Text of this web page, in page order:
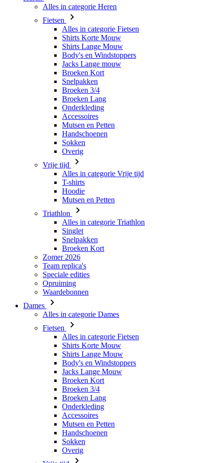
Shirts Lange Mouw
Body's en Windstoppers
Jacks Lange mouw
Broeken Kort
Snelpakken
Broeken 3/4
Broeken Lang
Onderkleding
Accessoires
Mutsen en Petten
Handschoenen
Sokken
Overig
Vrije tijd
Alles in categorie Vrije tijd
T-shirts
Hoodie
Mutsen en Petten
Triathlon
Alles in categorie Triathlon
Singlet
Snelpakken
Broeken Kort
Zomer 2026
Team replica's
Speciale edities
Opruiming
Waardebonnen
Dames
Alles in categorie Dames
Fietsen
Alles in categorie Fietsen
Shirts Lange Mouw
Body's en Windstoppers
Jacks Lange Mouw
Broeken Kort
Broeken 3/4
Broeken Lang
Onderkleding
Accessoires
Mutsen en Petten
Handschoenen
Sokken
Overig
Vrije tijd
Alles in categorie Vrije tijd
T-Shirts
Hoodie
Mutsen en Petten